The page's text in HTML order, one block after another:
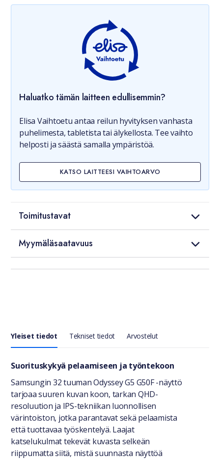
Haluatko tämän laitteen edullisemmin?
Elisa Vaihtoetu antaa reilun hyvityksen vanhasta
puhelimesta, tabletista tai älykellosta. Tee vaihto
helposti ja säästä samalla ympäristöä.
KATSO LAITTEESI VAIHTOARVO
Toimitustavat
Myymäläsaatavuus
Yleiset tiedot Tekniset tiedot Arvostelut
Yleiset tiedot
Suorituskykyä pelaamiseen ja työntekoon
Samsungin 32 tuuman Odyssey G5 G50F -näyttö
tarjoaa suuren kuvan koon, tarkan QHD-
resoluution ja IPS-tekniikan luonnollisen
värintoiston, jotka parantavat sekä pelaamista
että tuottavaa työskentelyä. Laajat
katselukulmat tekevät kuvasta selkeän
riippumatta siitä, mistä suunnasta näyttöä